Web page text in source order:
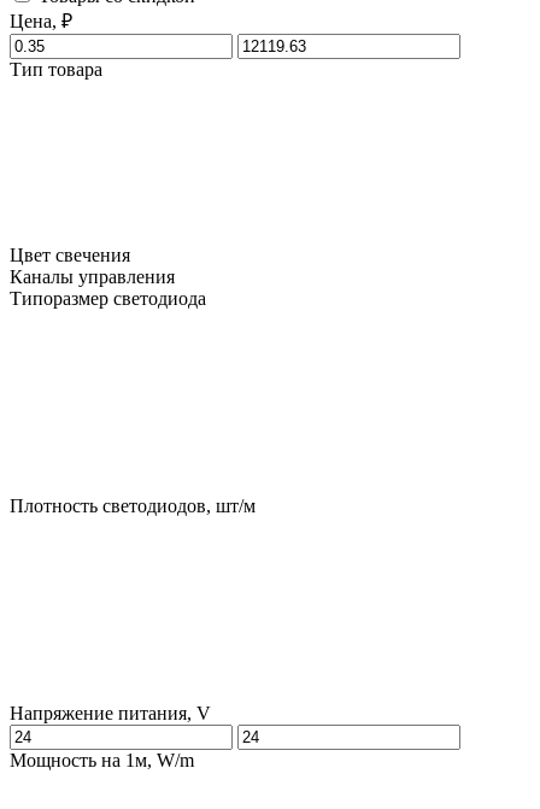
Цена, ₽
Тип товара
Цвет свечения
Каналы управления
Типоразмер светодиода
Плотность светодиодов, шт/м
Напряжение питания, V
Мощность на 1м, W/m